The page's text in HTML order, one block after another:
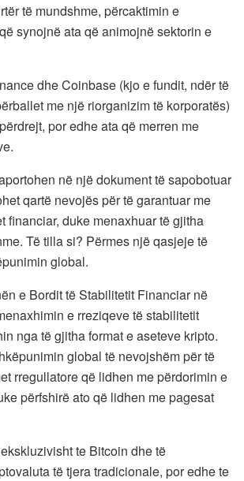
të mundshme, përcaktimin e
synojnë ata që animojnë sektorin e
dhe Coinbase (kjo e fundit, ndër të
me një riorganizim të korporatës)
por edhe ata që merren me
në një dokument të sapobotuar
qartë nevojës për të garantuar me
financiar, duke menaxhuar të gjitha
Të tilla si? Përmes një qasjeje të
global.
e Bordit të Stabilitetit Financiar në
e rreziqeve të stabilitetit
nga të gjitha format e aseteve kripto.
global të nevojshëm për të
rregullatore që lidhen me përdorimin e
përfshirë ato që lidhen me pagesat
te Bitcoin dhe të
të tjera tradicionale, por edhe te